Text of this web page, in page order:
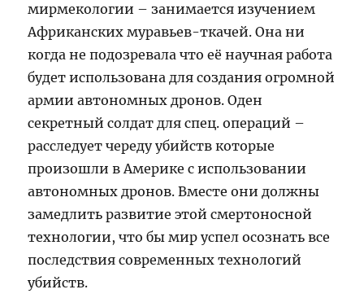
мирмекологии – занимается изучением
Африканских муравьев-ткачей. Она ни
когда не подозревала что её научная работа
будет использована для создания огромной
армии автономных дронов. Оден
секретный солдат для спец. операций –
расследует череду убийств которые
произошли в Америке с использовании
автономных дронов. Вместе они должны
замедлить развитие этой смертоносной
технологии, что бы мир успел осознать все
последствия современных технологий
убийств.